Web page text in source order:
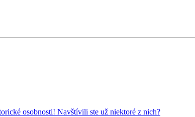
osobnosti! Navštívili ste už niektoré z nich?